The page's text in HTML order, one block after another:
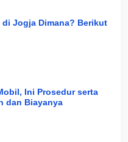
di Jogja Dimana? Berikut
Ini Prosedur serta
dan Biayanya